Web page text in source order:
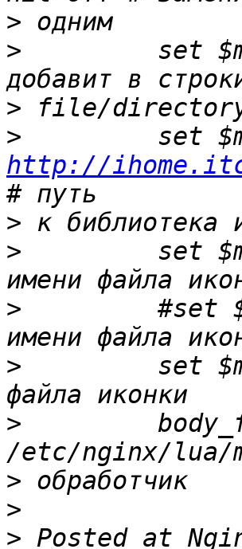
>
>
set
>
>
http://
>
>
set
>
#set
>
set
>
>
>
>